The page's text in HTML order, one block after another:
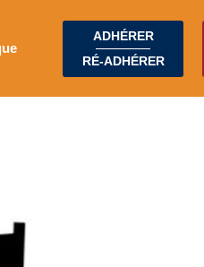
ADHÉRER
RÉ-ADHÉRER